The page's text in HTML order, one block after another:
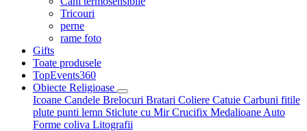
Tricouri
perne
rame foto
Gifts
Toate produsele
TopEvents360
Obiecte Religioase
Icoane Candele Brelocuri Bratari Coliere Catuie Carbuni fitile
plute punti lemn Sticlute cu MirCrucifix Medalioane Auto
Forme coliva Litografii